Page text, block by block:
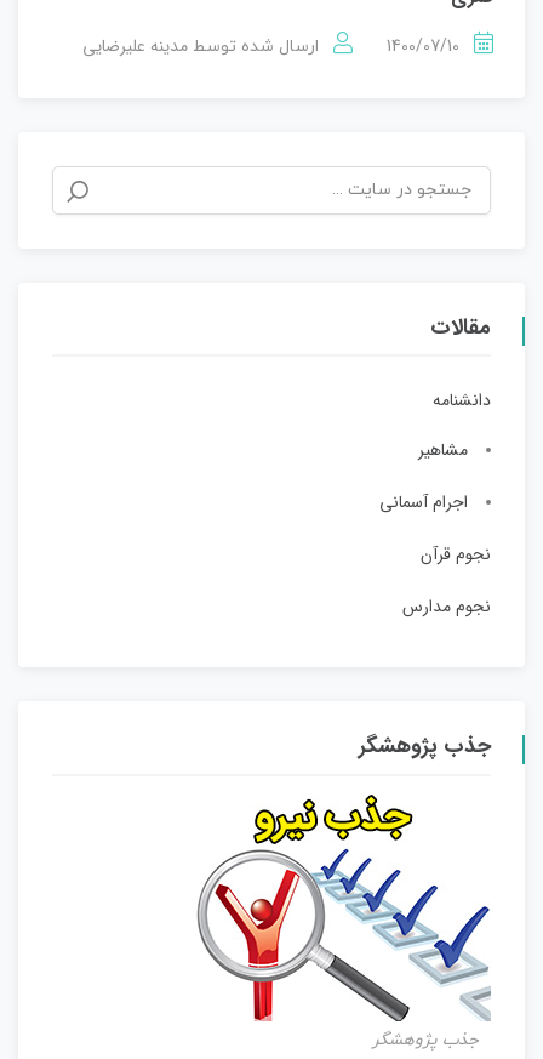
1400/07/10 ارسال شده توسط مدینه علیرضایی
مقالات
دانشنامه
مشاهیر
اجرام آسمانی
نجوم قرآن
نجوم مدارس
جذب پژوهشگر
جذب پژوهشگر